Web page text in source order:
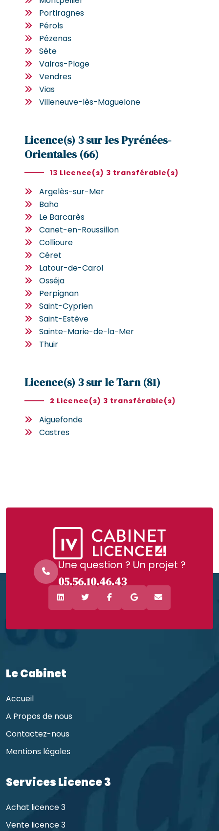
Portiragnes
Pérols
Pézenas
Sète
Valras-Plage
Vendres
Vias
Villeneuve-lès-Maguelone
Licence(s) 3 sur les Pyrénées-
Orientales (66)
13 Licence(s) 3 transférable(s)
Argelès-sur-Mer
Baho
Le Barcarès
Canet-en-Roussillon
Collioure
Céret
Latour-de-Carol
Osséja
Perpignan
Saint-Cyprien
Saint-Estève
Sainte-Marie-de-la-Mer
Thuir
Licence(s) 3 sur le Tarn (81)
2 Licence(s) 3 transférable(s)
Aiguefonde
Castres
Une question ? Un projet ?
05.56.10.46.43
Le Cabinet
Accueil
A Propos de nous
Contactez-nous
Mentions légales
Services Licence 3
Achat licence 3
Vente licence 3